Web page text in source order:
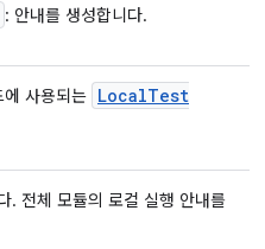
: 안내를 생성합니다.
사용되는 LocalTest
. 전체 모듈의 로컬 실행 안내를